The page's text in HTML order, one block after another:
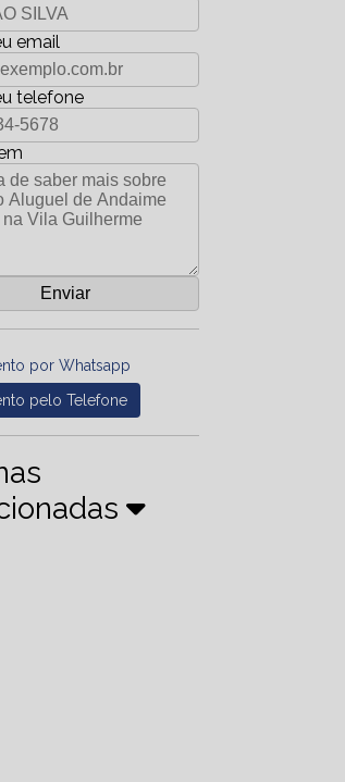
email
telefone
por Whatsapp
pelo Telefone